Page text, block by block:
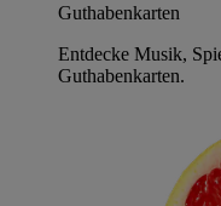
Guthabenkarten
Entdecke Musik,
Guthabenkarten.